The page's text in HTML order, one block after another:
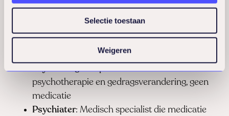
Selectie toestaan
Weigeren
mentale klachten, kan medicatie
voorschrijven en doorverwijzen
Psycholoog: Gespecialiseerd in
psychotherapie en gedragsverandering, geen
medicatie
Psychiater: Medisch specialist die medicatie